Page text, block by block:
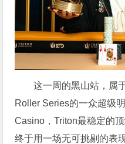
这一周的黑山站，属
Roller Series的一众超级
Casino，Triton最稳定的
终于用一场无可挑剔的表